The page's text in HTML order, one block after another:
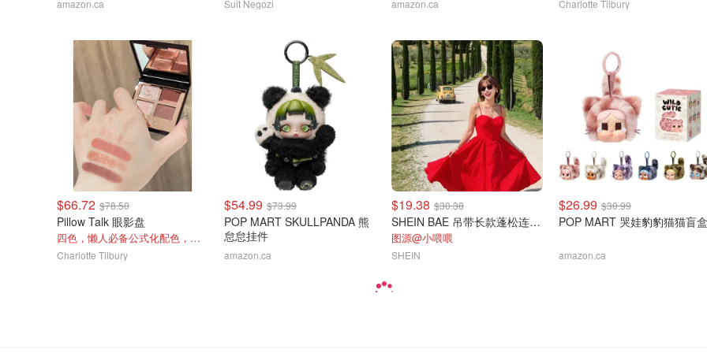
amazon.ca Suit Negozi amazon.ca Charlotte Tilbury
$66.72 $78.50
Pillow Talk 眼影盘
四色，懒人必备公式化配色，露思超爱！
Charlotte Tilbury
$54.99 $73.99
POP MART SKULLPANDA 熊
怠怠挂件
amazon.ca
$19.38 $30.38
SHEIN BAE 吊带长款蓬松连衣裙
图源@小喂喂
SHEIN
$26.99 $30.99
POP MART 哭娃豹豹猫猫盲盒
amazon.ca